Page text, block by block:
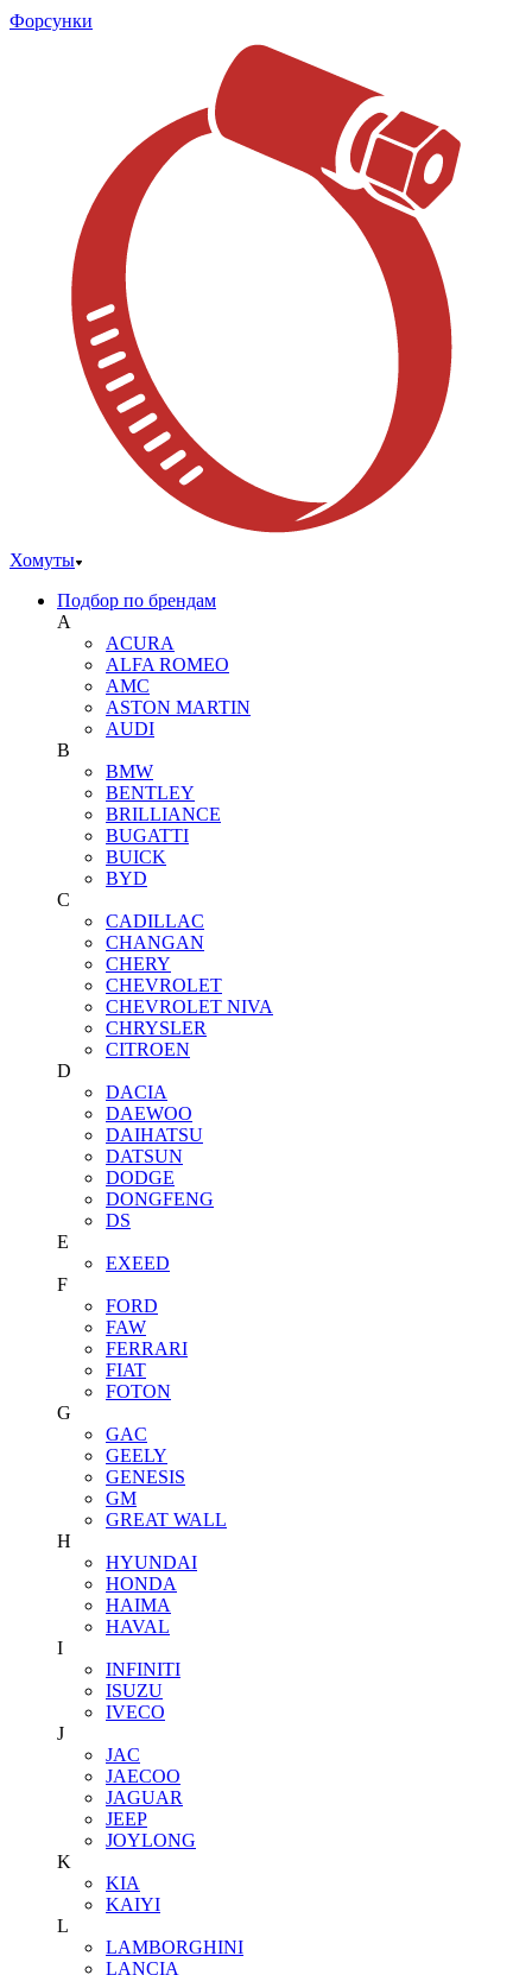
Форсунки
Хомуты
Подбор по брендам
A
ACURA
ALFA ROMEO
AMC
ASTON MARTIN
AUDI
B
BMW
BENTLEY
BRILLIANCE
BUGATTI
BUICK
BYD
C
CADILLAC
CHANGAN
CHERY
CHEVROLET
CHEVROLET NIVA
CHRYSLER
CITROEN
D
DACIA
DAEWOO
DAIHATSU
DATSUN
DODGE
DONGFENG
DS
E
EXEED
F
FORD
FAW
FERRARI
FIAT
FOTON
G
GAC
GEELY
GENESIS
GM
GREAT WALL
H
HYUNDAI
HONDA
HAIMA
HAVAL
I
INFINITI
ISUZU
IVECO
J
JAC
JAECOO
JAGUAR
JEEP
JOYLONG
K
KIA
KAIYI
L
LAMBORGHINI
LANCIA